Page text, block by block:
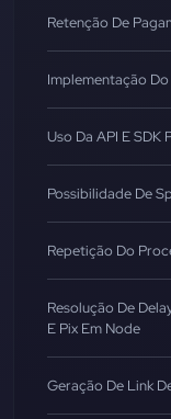
Retenção De
Implementação
Uso Da API E SDK
Possibilidade De
Repetição Do
Resolução De
E Pix Em Node
Geração De Link